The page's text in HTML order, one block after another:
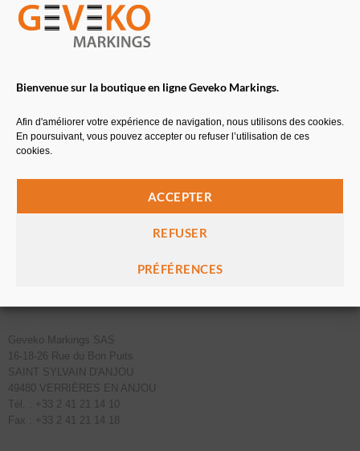
Bienvenue sur la boutique en ligne Geveko Markings.
Afin d'améliorer votre expérience de navigation, nous utilisons des cookies.
En poursuivant, vous pouvez accepter ou refuser l’utilisation de ces
cookies.
ACCEPTER
REFUSER
PRÉFÉRENCES
composant – 10kg
Vernis PU pour la protection
des supports
Geveko Markings SAS
16-18-26 Rue du Bon Puits
SAINT SYLVAIN D'ANJOU
49480 VERRIÈRES EN ANJOU
Tél. : +33 2 41 21 14 10
Fax : +33 2 41 21 14 18